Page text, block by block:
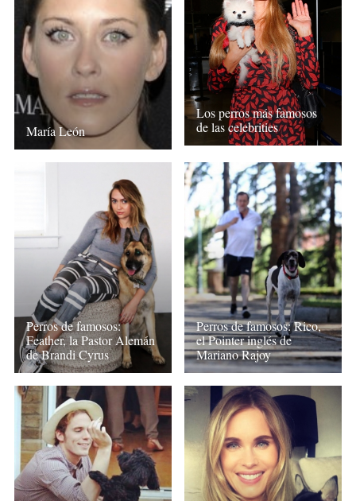
María León
Los perros más famosos
de las celebrities
Perros de famosos:
Feather, la Pastor Alemán
de Brandi Cyrus
Perros de famosos: Rico,
el Pointer inglés de
Mariano Rajoy